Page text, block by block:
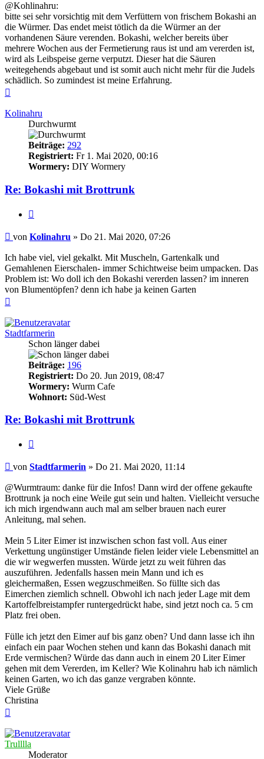
@Kohlinahru:
bitte sei sehr vorsichtig mit dem Verfüttern von frischem Bokashi an
die Würmer. Das endet meist tötlich da die Würmer an der
vorhandenen Säure verenden. Bokashi, welcher bereits über
mehrere Wochen aus der Fermetierung raus ist und am vererden ist,
wird als Leibspeise gerne verputzt. Dieser hat die Säuren
weitegehends abgebaut und ist somit auch nicht mehr für die Judels
schädlich. So zumindest ist meine Erfahrung.
Kolinahru
Durchwurmt
Beiträge: 292
Registriert: Fr 1. Mai 2020, 00:16
Wormery: DIY Wormery
Re: Bokashi mit Brottrunk
Beitrag
von Kolinahru » Do 21. Mai 2020, 07:26
Ich habe viel, viel gekalkt. Mit Muscheln, Gartenkalk und
Gemahlenen Eierschalen- immer Schichtweise beim umpacken. Das
Problem ist: Wo doll ich den Bokashi vererden lassen? im inneren
von Blumentöpfen? denn ich habe ja keinen Garten
Stadtfarmerin
Schon länger dabei
Beiträge: 196
Registriert: Do 20. Jun 2019, 08:47
Wormery: Wurm Cafe
Wohnort: Süd-West
Re: Bokashi mit Brottrunk
Beitrag
von Stadtfarmerin » Do 21. Mai 2020, 11:14
@Wurmtraum: danke für die Infos! Dann wird der offene gekaufte
Brottrunk ja noch eine Weile gut sein und halten. Vielleicht versuche
ich mich irgendwann auch mal am selber brauen nach eurer
Anleitung, mal sehen.
Mein 5 Liter Eimer ist inzwischen schon fast voll. Aus einer
Verkettung ungünstiger Umstände fielen leider viele Lebensmittel an
die wir wegwerfen mussten. Würde jetzt zu weit führen das
auszuführen. Jedenfalls hassen mein Mann und ich es
gleichermaßen, Essen wegzuschmeißen. So füllte sich das
Eimerchen ziemlich schnell. Obwohl ich nach jeder Lage mit dem
Kartoffelbreistampfer runtergedrückt habe, sind jetzt noch ca. 5 cm
Platz frei oben.
Fülle ich jetzt den Eimer auf bis ganz oben? Und dann lasse ich ihn
einfach ein paar Wochen stehen und kann das Bokashi danach mit
Erde vermischen? Würde das dann auch in einem 20 Liter Eimer
gehen mit dem Vererden, im Keller? Wie Kolinahru hab ich nämlich
keinen Garten, wo ich das ganze vergraben könnte.
Viele Grüße
Christina
Trulllla
Moderator